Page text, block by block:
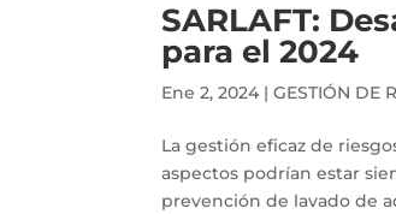
SARLAFT:
para el 2024
Ene 2, 2024 |GESTIÓN DE
La gestión eficaz de
aspectos podrían estar
prevención de lavado de